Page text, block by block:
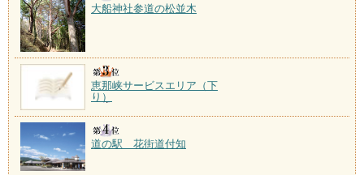
大船神社参道の松並木
恵那峡サービスエリア（下
り）
道の駅 花街道付知